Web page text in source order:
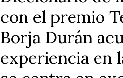
con el premio
Borja Durán
experiencia en